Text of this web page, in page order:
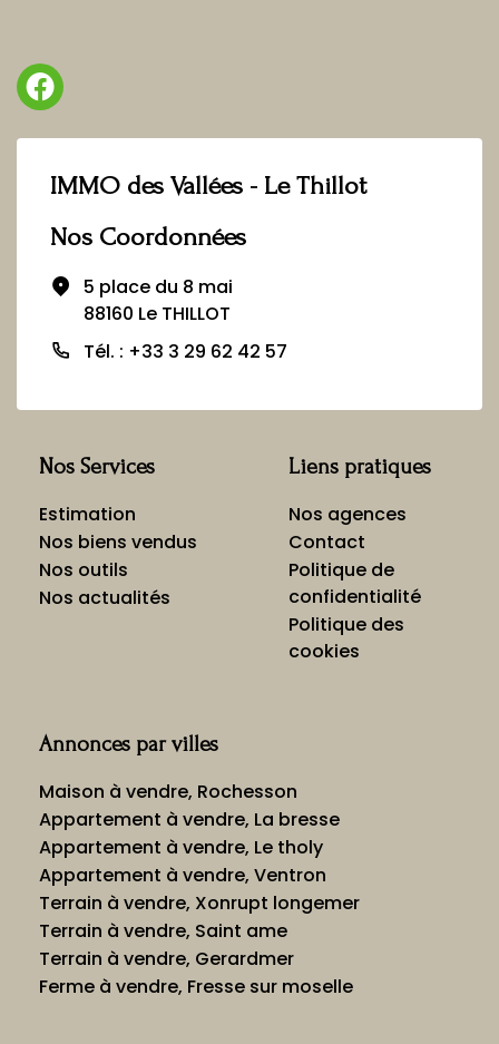
IMMO des Vallées - Le Thillot
Nos Coordonnées
5 place du 8 mai
88160 Le THILLOT
Tél. : +33 3 29 62 42 57
Nos Services
Estimation
Nos biens vendus
Nos outils
Nos actualités
Liens pratiques
Nos agences
Contact
Politique de
confidentialité
Politique des
cookies
Annonces par villes
Maison à vendre, Rochesson
Appartement à vendre, La bresse
Appartement à vendre, Le tholy
Appartement à vendre, Ventron
Terrain à vendre, Xonrupt longemer
Terrain à vendre, Saint ame
Terrain à vendre, Gerardmer
Ferme à vendre, Fresse sur moselle